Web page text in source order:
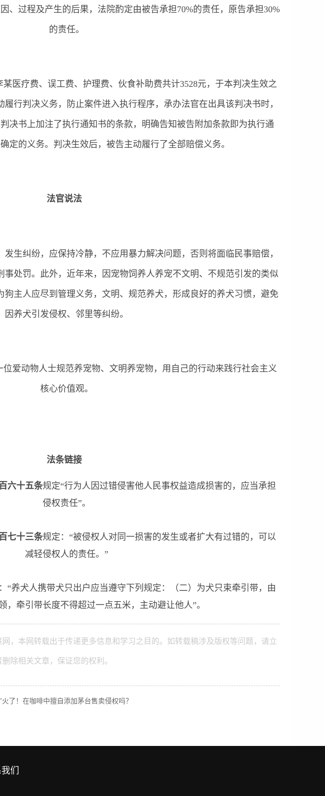
过程及产生的后果，法院酌定由被告承担70%的责任，原告承担30%
的责任。
医疗费、误工费、护理费、伙食补助费共计3528元，于本判决生效之
行判决义务，防止案件进入执行程序，承办法官在出具该判决书时，
决书上加注了执行通知书的条款，明确告知被告附加条款即为执行通
定的义务。判决生效后，被告主动履行了全部赔偿义务。
法官说法
生纠纷，应保持冷静，不应用暴力解决问题，否则将面临民事赔偿，
处罚。此外，近年来，因宠物饲养人养宠不文明、不规范引发的类似
狗主人应尽到管理义务，文明、规范养犬，形成良好的养犬习惯，避免
因养犬引发侵权、邻里等纠纷。
爱动物人士规范养宠物、文明养宠物，用自己的行动来践行社会主义
核心价值观。
法条链接
六十五条规定“行为人因过错侵害他人民事权益造成损害的，应当承担
侵权责任”。
七十三条规定：“被侵权人对同一损害的发生或者扩大有过错的，可以
减轻侵权人的责任。”
“养犬人携带犬只出户应当遵守下列规定：（二）为犬只束牵引带，由
，牵引带长度不得超过一点五米，主动避让他人”。
，本网转载出于传递更多信息和学习之目的。如转载稿涉及版权等问题，请立
除相关文章，保证您的权利。
了！在咖啡中擅自添加茅台售卖侵权吗？
们